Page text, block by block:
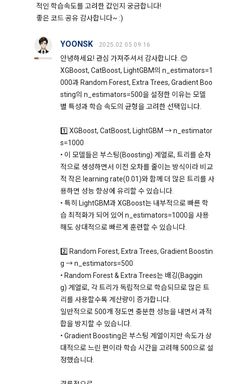
성실하게 주의의무를 다한다.
제 20 조 (회사의 의무)
1. "회사"는 본 약관에서 정한 바에 따라 계속적, 안정적으로 서
비스를 제공할 수 있도록 최선의 노력을 다해야 한다.
2. “회사”는 “회원”의 개인 신상정보를 본인의 승낙 없이 타인에
게 누설, 배포하지 않는다. 다만, 관계법령에 의한 국가 기관 등
의 합법적인 요구가 있는 경우에는 예외로 한다.
우 이를 즉시 처리하여야 하며, 즉시 처리가 곤란한 경우에는 그
사유와 처리일정을 서비스 화면 또는 기타 방법을 통해 동 "회
원"에게 통지하여야 한다.
4. 천재지변 등 예측하지 못한 일이 발생하거나 시스템의 장애
가 발생하여 서비스가 중단될 경우 이에 대한 손해에 대해서는
"회사"가 책임을 지지 않는다. 다만 자료의 복구나 정상적인 서
비스 지원이 되도록 최선을 다할 의무를 진다.
5. "회사"는 유료 결제와 관련한 결제 사항 정보를 관련 법이 규
정한 기간 동안 보존한다. 보존기간은 “전자상거래 등에서의 소
가. 계약 또는 청약철회 등에 관한 기록 : 5년
나. 대금결제 및 재화 및 서비스 등의 공급에 관한 기록 : 5년
다. 소비자의 불만 또는 분쟁처리에 관한 기록 : 3년
라. 표시/광고에 관한 기록 : 6개월
1. "회원"은 관계법령과 본 약관의 규정 및 기타 "회사"가 통지하
위를 해서는 안된다. 이를 위반하는 경우 “회원”은 서비스 이용
2) 쿠키의 사용 목적
"회사"가 쿠키를 통해 수집하는 정보는 '2. 수집하는 개인정보 항
용도로는 이용되지 않습니다.
3) 쿠키 설치, 운영 및 거부
이용자는 쿠키 설치에 대한 선택권을 가지고 있습니다. 웹 브라
우저에서 옵션을 설정함으로써 모든 쿠키를 허용하거나, 쿠키가
저장될 때마다 확인을 거치거나, 아니면 모든 쿠키의 저장을 거
(Internet Explorer의 경우)은 다음과 같습니다. 예)웹 브라우저
상단의 도구 > 인터넷 옵션 > 개인정보
단, 쿠키의 저장을 거부할 경우에는 로그인이 필요한 일부 서비
스 이용에 어려움이 있을 수 있습니다.
9. 개인정보의 기술적, 관리적 보호대책
1) 개인정보 암호화
이용자의 개인정보는 비밀번호에 의해 보호되며, 파일 및 각종
을 통해 보호하고 있습니다.
2) 해킹 등에 대비한 대책
모든 데이터가 고도의 보안이 유지되는 데이터 센터에 보관되고
있습니다. 개인정보 데이터의 접근을 사용 권한을 나눠 제한하
고 있으며, 개인PC나 외부 침입이 우려되는 오프라인 공간에 저
장하지 않습니다.
3) 개인정보 처리 직원의 교육
적인 학습속도를 고려한 값인지 궁금합니다!
좋은 코드 공유 감사합니다~ :)
YOONSK 2025.02.05 09:16
안녕하세요! 관심 가져주셔서 감사합니다. 😊
XGBoost, CatBoost, LightGBM의 n_estimators=1
000과 Random Forest, Extra Trees, Gradient Boo
sting의 n_estimators=500을 설정한 이유는 모델
별 특성과 학습 속도의 균형을 고려한 선택입니다.
1️⃣ XGBoost, CatBoost, LightGBM → n_estimator
s=1000
• 이 모델들은 부스팅(Boosting) 계열로, 트리를 순차
적으로 생성하면서 이전 오차를 줄이는 방식이라 비교
적 작은 learning rate(0.01)와 함께 더 많은 트리를 사
용하면 성능 향상에 유리할 수 있습니다.
• 특히 LightGBM과 XGBoost는 내부적으로 빠른 학
습 최적화가 되어 있어 n_estimators=1000을 사용
해도 상대적으로 빠르게 훈련할 수 있습니다.
2️⃣ Random Forest, Extra Trees, Gradient Boostin
g → n_estimators=500
• Random Forest & Extra Trees는 배깅(Baggin
g) 계열로, 각 트리가 독립적으로 학습되므로 많은 트
리를 사용할수록 계산량이 증가합니다.
일반적으로 500개 정도면 충분한 성능을 내면서 과적
합을 방지할 수 있습니다.
• Gradient Boosting은 부스팅 계열이지만 속도가 상
대적으로 느린 편이라 학습 시간을 고려해 500으로 설
정했습니다.